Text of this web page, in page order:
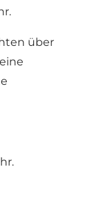
über